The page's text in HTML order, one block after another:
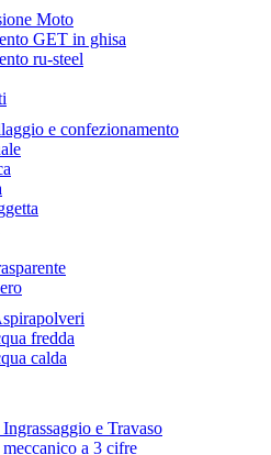
Moto
GET in ghisa
ru-steel
e confezionamento
fredda
calda
e Travaso
a 3 cifre